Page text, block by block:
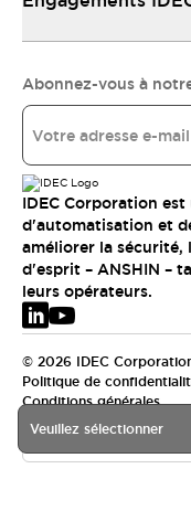
Veuillez sélectionner
Abonnez-vous à
IDEC Corporation
d'automatisation et
améliorer la
d'esprit – ANSHIN –
leurs opérateurs.
© 2026 IDEC
Politique de
Conditions générales
EMEA